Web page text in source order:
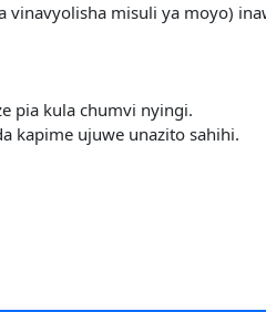
misuli ya moyo)
pia kula chumvi nyingi.
kapime ujuwe unazito sahihi.